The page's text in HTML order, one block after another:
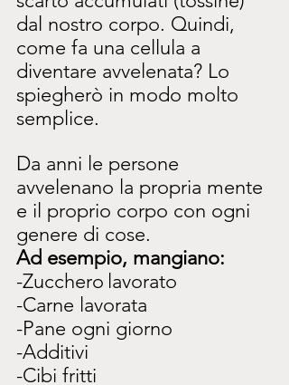
dal nostro corpo. Quindi,
come fa una cellula a
diventare avvelenata? Lo
spiegherò in modo molto
semplice.
Da anni le persone
avvelenano la propria mente
e il proprio corpo con ogni
genere di cose.
Ad esempio, mangiano:
-Zucchero lavorato
-Carne lavorata
-Pane ogni giorno
-Additivi
-Cibi fritti